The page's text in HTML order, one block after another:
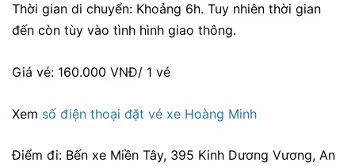
Thời gian di chuyển: Khoảng 6h. Tuy nhiên thời gian
đến còn tùy vào tình hình giao thông.
Giá vé: 160.000 VNĐ/ 1 vé
Xem số điện thoại đặt vé xe Hoàng Minh
Điểm đi: Bến xe Miền Tây, 395 Kinh Dương Vương, An